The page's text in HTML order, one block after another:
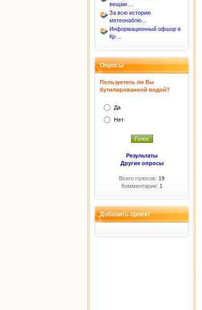
вещам…
За всю историю
метеонаблю…
Информационный офшор в
Кр…
Опросы
Пользуетесь ли Вы
бутилированной водой?
Да
Нет
Результаты
Другие опросы
Всего голосов: 19
Комментарии: 1
Добавить проект